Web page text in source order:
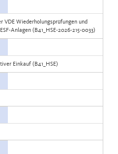
VDE Wiederholungsprüfungen und
Anlagen (B41_HSE-2026-215-0033)
Einkauf (B41_HSE)